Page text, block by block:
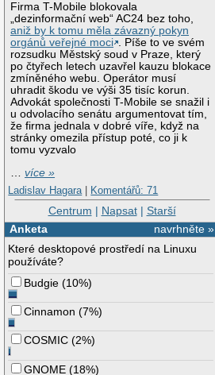
Firma T-Mobile blokovala
„dezinformační web“ AC24 bez toho,
aniž by k tomu měla závazný pokyn
orgánů veřejné moci . Píše to ve svém
rozsudku Městský soud v Praze, který
po čtyřech letech uzavřel kauzu blokace
zmíněného webu. Operátor musí
uhradit škodu ve výši 35 tisíc korun.
Advokát společnosti T-Mobile se snažil i
u odvolacího senátu argumentovat tím,
že firma jednala v dobré víře, když na
stránky omezila přístup poté, co ji k
tomu vyzvalo
…více »
Ladislav Hagara | Komentářů: 71
Centrum | Napsat| Starší
navrhněte »
Anketa
Které desktopové prostředí na Linuxu
používáte?
Budgie (10%)
Cinnamon (7%)
COSMIC (2%)
GNOME (18%)